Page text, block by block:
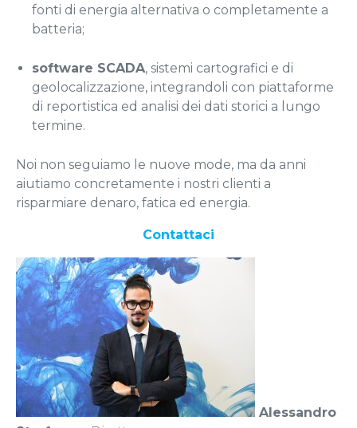
fonti di energia alternativa o completamente a
batteria;
software SCADA, sistemi cartografici e di
geolocalizzazione, integrandoli con piattaforme
di reportistica ed analisi dei dati storici a lungo
termine.
Noi non seguiamo le nuove mode, ma da anni
aiutiamo concretamente i nostri clienti a
risparmiare denaro, fatica ed energia.
Contattaci
Alessandro